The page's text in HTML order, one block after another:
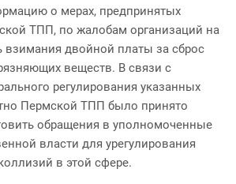
о мерах, предпринятых
ТПП, по жалобам организаций на
взимания двойной платы за сброс
веществ. В связи с
регулирования указанных
Пермской ТПП было принято
обращения в уполномоченные
власти для урегулирования
в этой сфере.